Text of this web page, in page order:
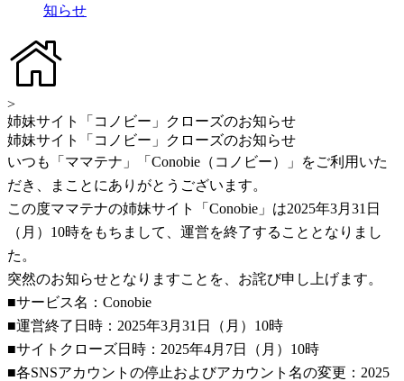
知らせ
>
姉妹サイト「コノビー」クローズのお知らせ
姉妹サイト「コノビー」クローズのお知らせ
いつも「ママテナ」「Conobie（コノビー）」をご利用いた
だき、まことにありがとうございます。
この度ママテナの姉妹サイト「Conobie」は2025年3月31日
（月）10時をもちまして、運営を終了することとなりまし
た。
突然のお知らせとなりますことを、お詫び申し上げます。
■サービス名：Conobie
■運営終了日時：2025年3月31日（月）10時
■サイトクローズ日時：2025年4月7日（月）10時
■各SNSアカウントの停止およびアカウント名の変更：2025